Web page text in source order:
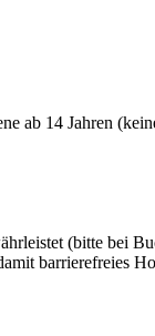
ab 14 Jahren
(bitte bei
barrierefreies